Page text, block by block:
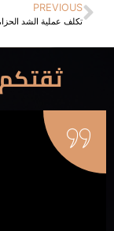
PREVIOUS
تكلف عملية الشد